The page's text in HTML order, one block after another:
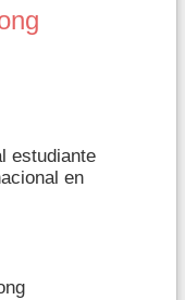
estudiante
en